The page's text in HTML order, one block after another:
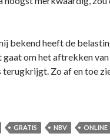
bekend heeft de
om het aftrekken van
Zo af en toe
GRATIS NBV ONLINE